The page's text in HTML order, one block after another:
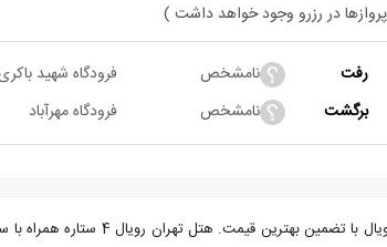
در رزرو وجود خواهد داشت )
رفت نامشخص فرودگاه شهید
برگشت نامشخص فرودگاه مهرآباد
تور تهران از ارومیه